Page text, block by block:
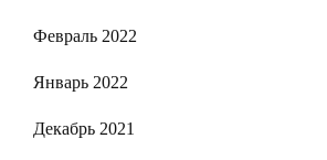
Февраль 2022
Январь 2022
Декабрь 2021